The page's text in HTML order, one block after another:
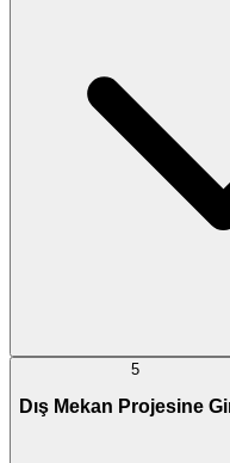
5
Dış Mekan Projesine